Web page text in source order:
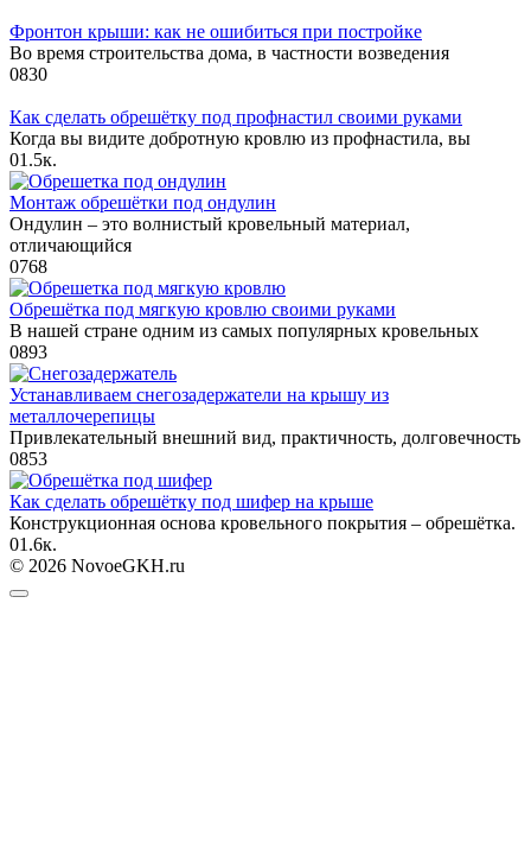
Фронтон крыши: как не ошибиться при постройке
Во время строительства дома, в частности возведения
0830
Как сделать обрешётку под профнастил своими руками
Когда вы видите добротную кровлю из профнастила, вы
01.5к.
Монтаж обрешётки под ондулин
Ондулин – это волнистый кровельный материал,
отличающийся
0768
Обрешётка под мягкую кровлю своими руками
В нашей стране одним из самых популярных кровельных
0893
Устанавливаем снегозадержатели на крышу из
металлочерепицы
Привлекательный внешний вид, практичность, долговечность
0853
Как сделать обрешётку под шифер на крыше
Конструкционная основа кровельного покрытия – обрешётка.
01.6к.
© 2026 NovoeGKH.ru